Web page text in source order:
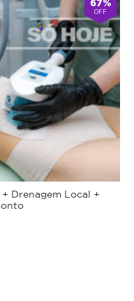
67%
OFF
Drenagem Local +